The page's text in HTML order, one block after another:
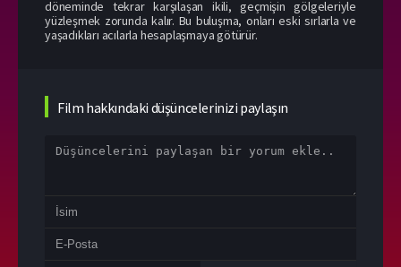
döneminde tekrar karşılaşan ikili, geçmişin gölgeleriyle
yüzleşmek zorunda kalır. Bu buluşma, onları eski sırlarla ve
yaşadıkları acılarla hesaplaşmaya götürür.
Film hakkındaki düşüncelerinizi paylaşın